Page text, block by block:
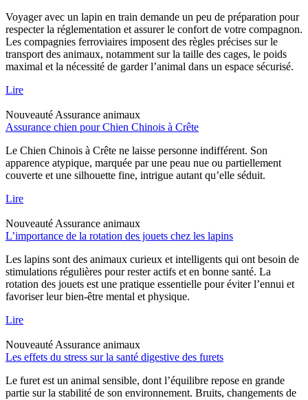
Voyager avec un lapin en train demande un peu de préparation pour
respecter la réglementation et assurer le confort de votre compagnon.
Les compagnies ferroviaires imposent des règles précises sur le
transport des animaux, notamment sur la taille des cages, le poids
maximal et la nécessité de garder l’animal dans un espace sécurisé.
Lire
Nouveauté Assurance animaux
Assurance chien pour Chien Chinois à Crête
Le Chien Chinois à Crête ne laisse personne indifférent. Son
apparence atypique, marquée par une peau nue ou partiellement
couverte et une silhouette fine, intrigue autant qu’elle séduit.
Lire
Nouveauté Assurance animaux
L’importance de la rotation des jouets chez les lapins
Les lapins sont des animaux curieux et intelligents qui ont besoin de
stimulations régulières pour rester actifs et en bonne santé. La
rotation des jouets est une pratique essentielle pour éviter l’ennui et
favoriser leur bien-être mental et physique.
Lire
Nouveauté Assurance animaux
Les effets du stress sur la santé digestive des furets
Le furet est un animal sensible, dont l’équilibre repose en grande
partie sur la stabilité de son environnement. Bruits, changements de